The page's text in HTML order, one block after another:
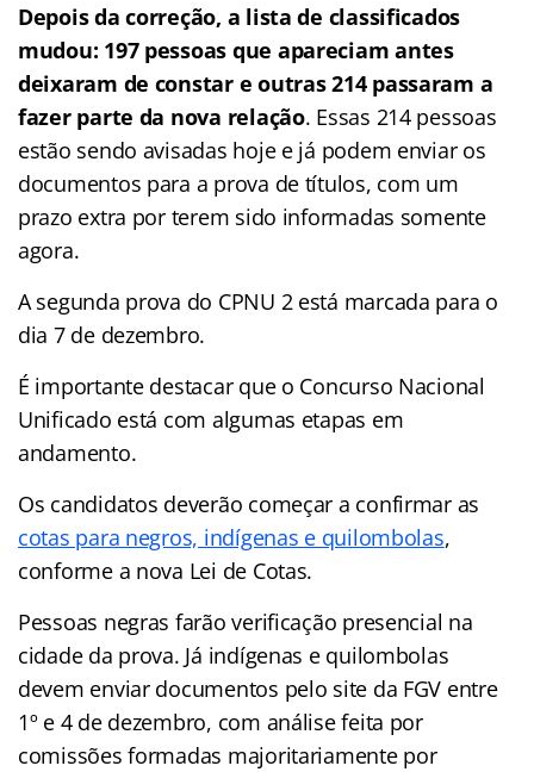
Depois da correção, a lista de classificados
mudou: 197 pessoas que apareciam antes
deixaram de constar e outras 214 passaram a
fazer parte da nova relação. Essas 214 pessoas
estão sendo avisadas hoje e já podem enviar os
documentos para a prova de títulos, com um
prazo extra por terem sido informadas somente
agora.
A segunda prova do CPNU 2 está marcada para o
dia 7 de dezembro.
É importante destacar que o Concurso Nacional
Unificado está com algumas etapas em
andamento.
Os candidatos deverão começar a confirmar as
cotas para negros, indígenas e quilombolas,
conforme a nova Lei de Cotas.
Pessoas negras farão verificação presencial na
cidade da prova. Já indígenas e quilombolas
devem enviar documentos pelo site da FGV entre
1º e 4 de dezembro, com análise feita por
comissões formadas majoritariamente por